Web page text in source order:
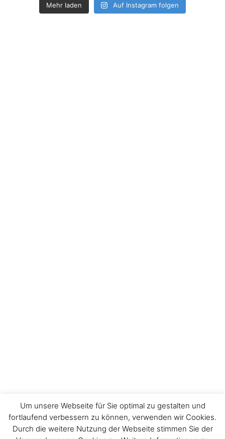
Mehr laden Auf Instagram folgen
Um unsere Webseite für Sie optimal zu gestalten und
fortlaufend verbessern zu können, verwenden wir Cookies.
Durch die weitere Nutzung der Webseite stimmen Sie der